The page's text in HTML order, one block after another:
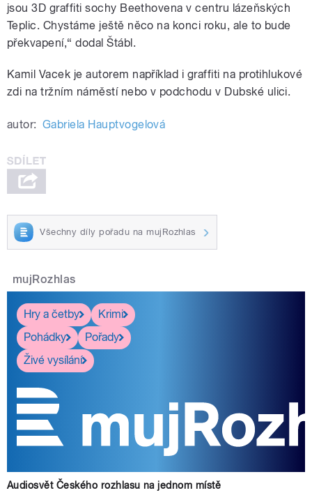
jsou 3D graffiti sochy Beethovena v centru lázeňských
Teplic. Chystáme ještě něco na konci roku, ale to bude
překvapení,“ dodal Štábl.
Kamil Vacek je autorem například i graffiti na protihlukové
zdi na tržním náměstí nebo v podchodu v Dubské ulici.
autor: Gabriela Hauptvogelová
Všechny díly pořadu na mujRozhlas
mujRozhlas
Hry a četby
Krimi
Pohádky
Pořady
Živé vysílání
Audiosvět Českého rozhlasu na jednom místě